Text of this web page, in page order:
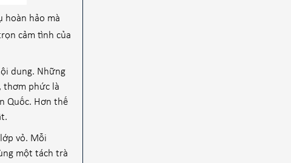
hoàn hảo mà
cảm tình của
dung. Những
thơm phức là
Quốc. Hơn thế
vỏ. Mỗi
một tách trà